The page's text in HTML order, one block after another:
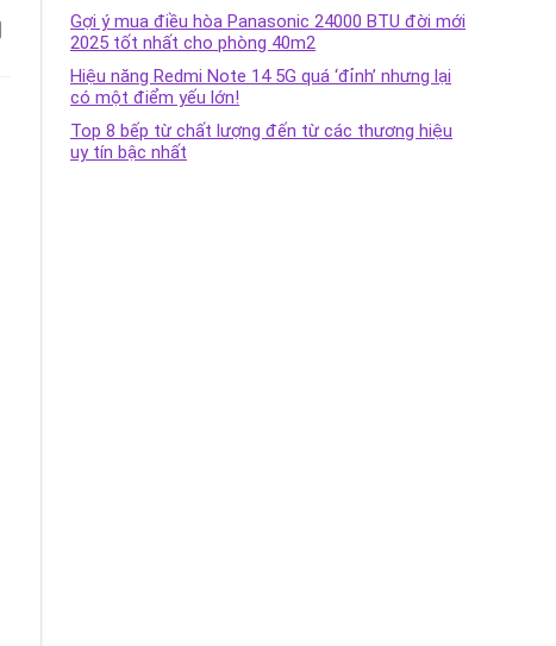
Gợi ý mua điều hòa Panasonic 24000 BTU đời mới
2025 tốt nhất cho phòng 40m2
Hiệu năng Redmi Note 14 5G quá ‘đỉnh’ nhưng lại
có một điểm yếu lớn!
Top 8 bếp từ chất lượng đến từ các thương hiệu
uy tín bậc nhất